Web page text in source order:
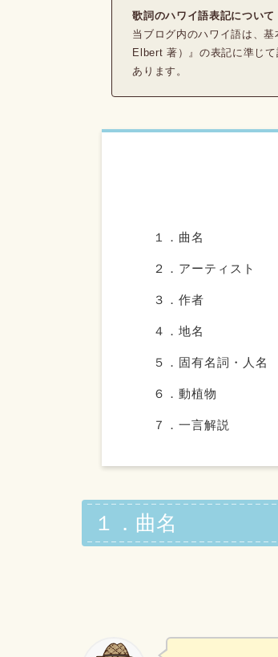
歌詞のハワイ語表記について
当ブログ内のハワイ語は、
Elbert 著）』の表記に準じ
あります。
１．曲名
２．アーティスト
３．作者
４．地名
５．固有名詞・人名
６．動植物
７．一言解説
１．曲名